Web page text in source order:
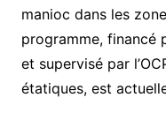
manioc dans les
programme, financé
et supervisé par
étatiques, est